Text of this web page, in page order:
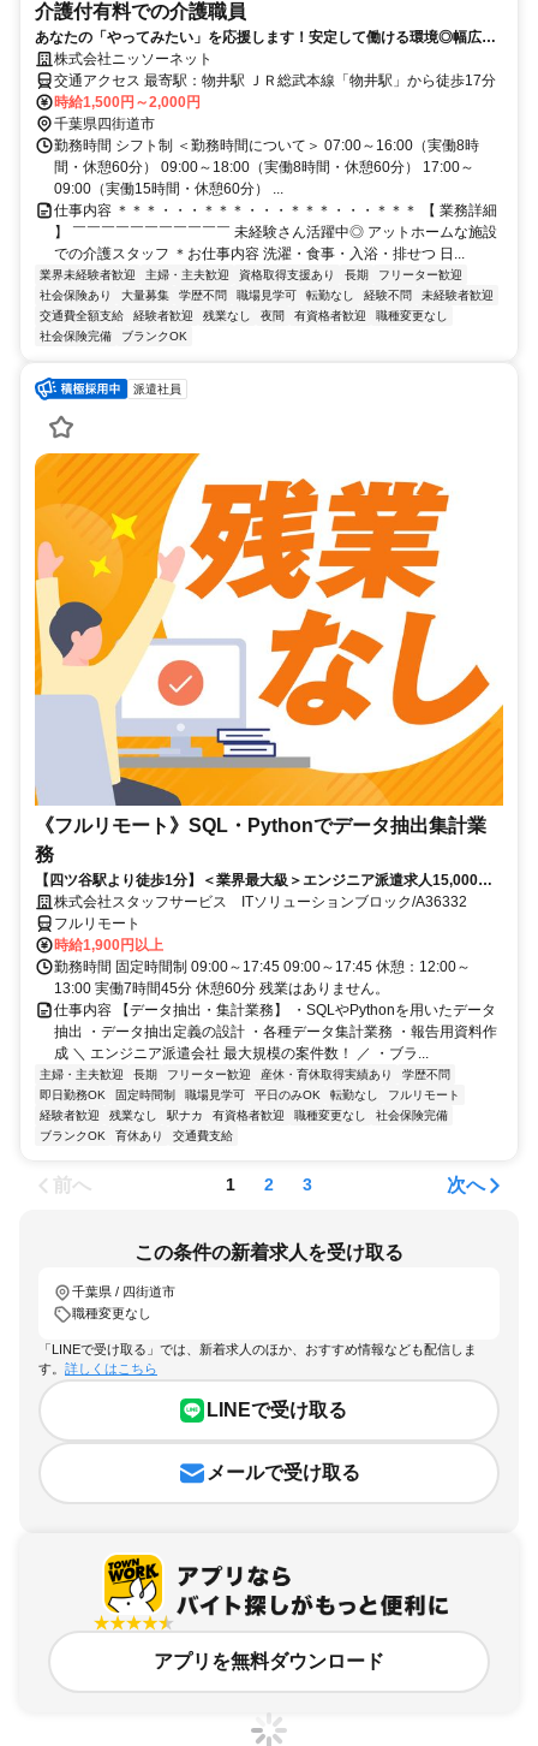
介護付有料での介護職員
あなたの「やってみたい」を応援します！安定して働ける環境◎幅広い
世代が活躍中
株式会社ニッソーネット
交通アクセス 最寄駅：物井駅 ＪＲ総武本線「物井駅」から徒歩17分
時給1,500円～2,000円
千葉県四街道市
勤務時間 シフト制 ＜勤務時間について＞ 07:00～16:00（実働8時
間・休憩60分） 09:00～18:00（実働8時間・休憩60分） 17:00～
09:00（実働15時間・休憩60分） ...
仕事内容 ＊＊＊・・・＊＊＊・・・＊＊＊・・・＊＊＊ 【 業務詳細
】 ￣￣￣￣￣￣￣￣￣￣￣ 未経験さん活躍中◎ アットホームな施設
での介護スタッフ ＊お仕事内容 洗濯・食事・入浴・排せつ 日...
業界未経験者歓迎 主婦・主夫歓迎 資格取得支援あり 長期
フリーター歓迎
社会保険あり
大量募集 学歴不問 職場見学可 転勤なし 経験不問
未経験者歓迎
交通費全額支給
経験者歓迎 残業なし 夜間 有資格者歓迎
職種変更なし
社会保険完備
ブランクOK
派遣社員
《フルリモート》SQL・Pythonでデータ抽出集計業
務
【四ツ谷駅より徒歩1分】＜業界最大級＞エンジニア派遣求人15,000件
以上◎ 来社不要のカンタン登録→最短2日で就業可能！！
株式会社スタッフサービス ITソリューションブロック/A36332
フルリモート
時給1,900円以上
勤務時間 固定時間制 09:00～17:45 09:00～17:45 休憩：12:00～
13:00 実働7時間45分 休憩60分 残業はありません。
仕事内容 【データ抽出・集計業務】 ・SQLやPythonを用いたデータ
抽出 ・データ抽出定義の設計 ・各種データ集計業務 ・報告用資料作
成 ＼ エンジニア派遣会社 最大規模の案件数！ ／ ・ブラ...
主婦・主夫歓迎 長期 フリーター歓迎 産休・育休取得実績あり
学歴不問
即日勤務OK
固定時間制 職場見学可 平日のみOK 転勤なし
フルリモート
経験者歓迎
残業なし 駅ナカ 有資格者歓迎 職種変更なし
社会保険完備
ブランクOK
育休あり 交通費支給
前へ 1 2 3 次へ
この条件の新着求人を受け取る
千葉県 / 四街道市
職種変更なし
「LINEで受け取る」では、新着求人のほか、おすすめ情報なども配信しま
す。 詳しくはこちら
LINEで受け取る
メールで受け取る
アプリを無料ダウンロード